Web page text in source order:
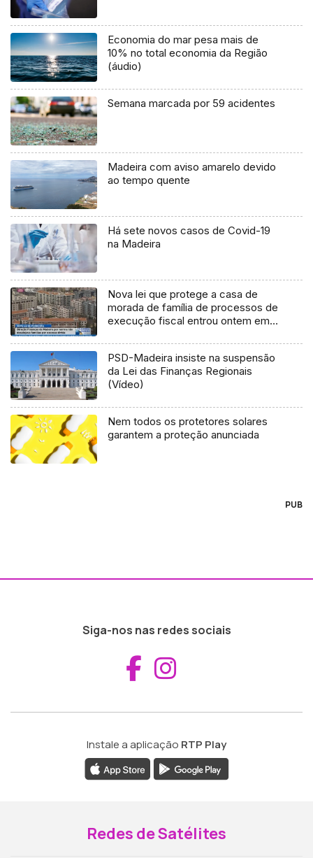
Economia do mar pesa mais de
10% no total economia da Região
(áudio)
Semana marcada por 59 acidentes
Madeira com aviso amarelo devido
ao tempo quente
Há sete novos casos de Covid-19
na Madeira
Nova lei que protege a casa de
morada de família de processos de
execução fiscal entrou ontem em
PSD-Madeira insiste na suspensão
da Lei das Finanças Regionais
(Vídeo)
Nem todos os protetores solares
garantem a proteção anunciada
PUB
Siga-nos nas redes sociais
Aceder ao
Instale a aplicação RTP Play
Redes de Satélites